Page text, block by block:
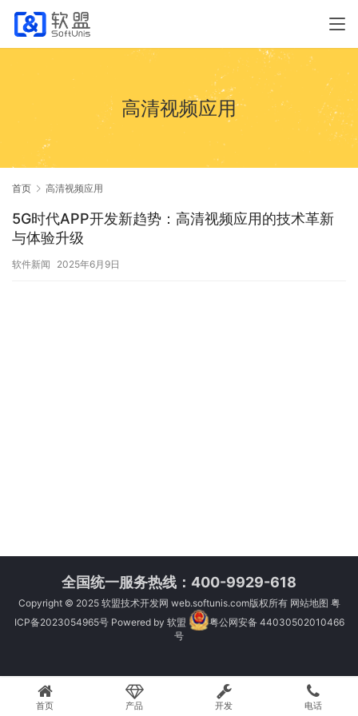
高清视频应用
首页 高清视频应用
5G时代APP开发新趋势：高清视频应用的技术革新
与体验升级
软件新闻 2025年6月9日
全国统一服务热线：400-9929-618
Copyright © 2025 软盟技术开发网 web.softunis.com版权所有 网站地图 粤
ICP备2023054965号Powered by 软盟
粤公网安备 44030502010466
号
首页 产品 开发 电话